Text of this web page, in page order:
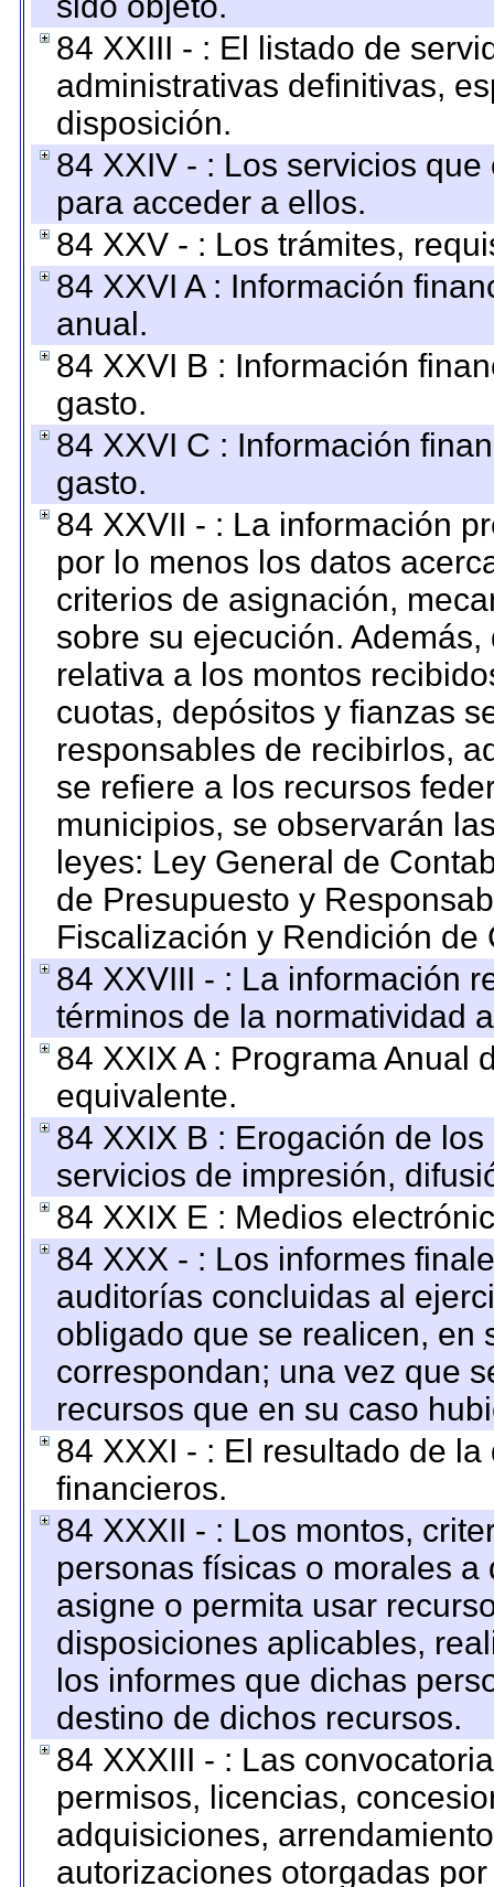
84 XXIII - : El listado de
administrativas definitivas,
disposición.
84 XXIV - : Los servicios
para acceder a ellos.
84 XXV - : Los trámites,
84 XXVI A : Información
anual.
84 XXVI B : Información
gasto.
84 XXVI C : Información
gasto.
84 XXVII - : La información
por lo menos los datos
criterios de asignación,
sobre su ejecución.
relativa a los montos
cuotas, depósitos y fianzas
responsables de recibirlos,
se refiere a los recursos
municipios, se observarán
leyes: Ley General de
de Presupuesto y
Fiscalización y Rendición
84 XXVIII - : La información
términos de la normatividad
84 XXIX A : Programa Anual
equivalente.
84 XXIX B : Erogación de
servicios de impresión,
84 XXIX E : Medios
84 XXX - : Los informes
auditorías concluidas al
obligado que se realicen, en
correspondan; una vez que
recursos que en su caso
84 XXXI - : El resultado de
financieros.
84 XXXII - : Los montos,
personas físicas o morales
asigne o permita usar
disposiciones aplicables,
los informes que dichas
destino de dichos recursos.
84 XXXIII - : Las
permisos, licencias,
adquisiciones,
autorizaciones otorgadas